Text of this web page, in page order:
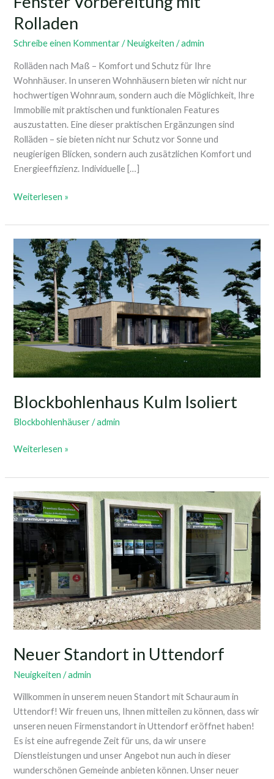
Rolladen
Schreibe einen Kommentar / Neuigkeiten /admin
Rolläden nach Maß – Komfort und Schutz für Ihre
Wohnhäuser. In unseren Wohnhäusern bieten wir nicht nur
hochwertigen Wohnraum, sondern auch die Möglichkeit, Ihre
Immobilie mit praktischen und funktionalen Features
auszustatten. Eine dieser praktischen Ergänzungen sind
Rolläden – sie bieten nicht nur Schutz vor Sonne und
neugierigen Blicken, sondern auch zusätzlichen Komfort und
Energieeffizienz. Individuelle […]
Weiterlesen »
Blockbohlenhaus Kulm Isoliert
Blockbohlenhäuser/admin
Blockbohlenhaus
Kulm
Isoliert
Weiterlesen »
Neuer Standort in Uttendorf
Neuigkeiten /admin
Willkommen in unserem neuen Standort mit Schauraum in
Uttendorf! Wir freuen uns, Ihnen mitteilen zu können, dass wir
unseren neuen Firmenstandort in Uttendorf eröffnet haben!
Es ist eine aufregende Zeit für uns, da wir unsere
Dienstleistungen und unser Angebot nun auch in dieser
wunderschönen Gemeinde anbieten können. Unser neuer
Neuer
Standort
in
Uttendorf